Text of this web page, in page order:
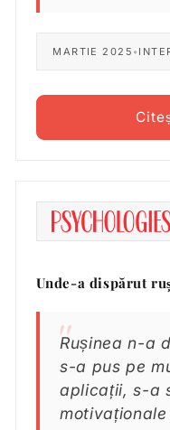
MARTIE 2025 •
Unde-a dispărut
Rușinea n-a
s-a pus pe
aplicații, s-a